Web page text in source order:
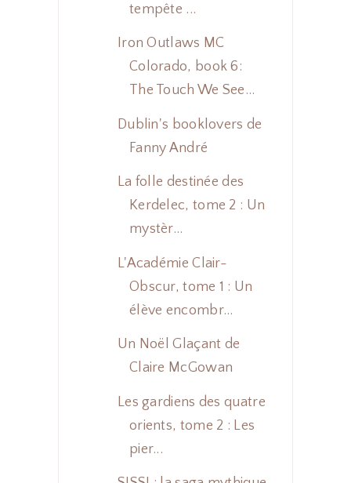
tempête ...
Iron Outlaws MC
Colorado, book 6:
The Touch We See...
Dublin's booklovers de
Fanny André
La folle destinée des
Kerdelec, tome 2 : Un
mystèr...
L'Académie Clair-
Obscur, tome 1 : Un
élève encombr...
Un Noël Glaçant de
Claire McGowan
Les gardiens des quatre
orients, tome 2 : Les
pier...